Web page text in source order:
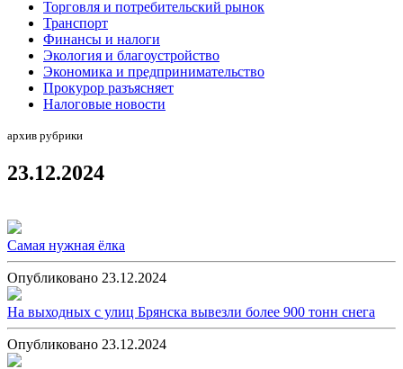
Торговля и потребительский рынок
Транспорт
Финансы и налоги
Экология и благоустройство
Экономика и предпринимательство
Прокурор разъясняет
Налоговые новости
архив рубрики
23.12.2024
Самая нужная ёлка
Опубликовано 23.12.2024
На выходных с улиц Брянска вывезли более 900 тонн снега
Опубликовано 23.12.2024